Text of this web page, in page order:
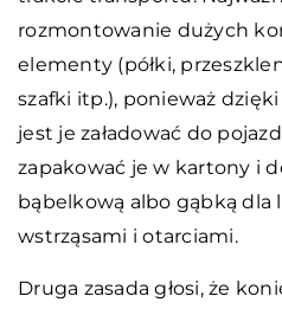
rozmontowanie dużych
elementy (półki,
szafki itp.), ponieważ
jest je załadować do
zapakować je w kartony i
bąbelkową albo gąbką dla
wstrząsami i otarciami.
Druga zasada głosi, że